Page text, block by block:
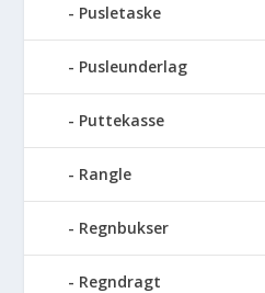
Pusletaske
Pusleunderlag
Puttekasse
Rangle
Regnbukser
Regndragt